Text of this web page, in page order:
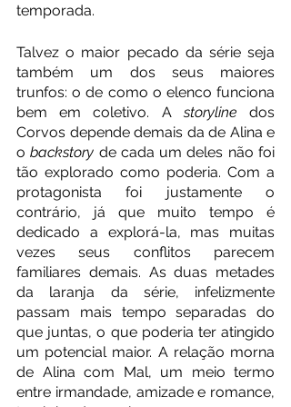
temporada.
Talvez o maior pecado da série seja
também um dos seus maiores
trunfos: o de como o elenco funciona
bem em coletivo. A storyline dos
Corvos depende demais da de Alina e
o backstory de cada um deles não foi
tão explorado como poderia. Com a
protagonista foi justamente o
contrário, já que muito tempo é
dedicado a explorá-la, mas muitas
vezes seus conflitos parecem
familiares demais. As duas metades
da laranja da série, infelizmente
passam mais tempo separadas do
que juntas, o que poderia ter atingido
um potencial maior. A relação morna
de Alina com Mal, um meio termo
entre irmandade, amizade e romance,